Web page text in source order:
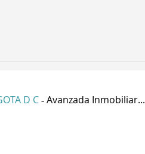
D C - Avanzada Inmobiliar...